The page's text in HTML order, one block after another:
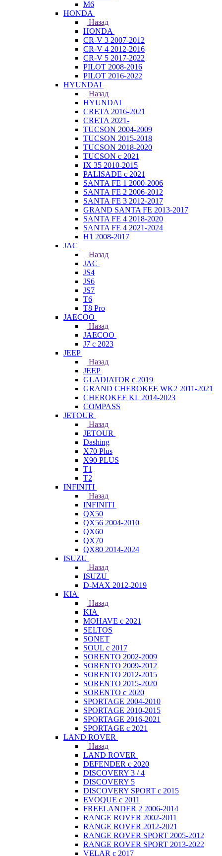
M6
HONDA
Назад
HONDA
CR-V 3 2007-2012
CR-V 4 2012-2016
CR-V 5 2017-2022
PILOT 2008-2016
PILOT 2016-2022
HYUNDAI
Назад
HYUNDAI
CRETA 2016-2021
CRETA 2021-
TUCSON 2004-2009
TUCSON 2015-2018
TUCSON 2018-2020
TUCSON с 2021
IX 35 2010-2015
PALISADE с 2021
SANTA FE 1 2000-2006
SANTA FE 2 2006-2012
SANTA FE 3 2012-2017
GRAND SANTA FE 2013-2017
SANTA FE 4 2018-2020
SANTA FE 4 2021-2024
H1 2008-2017
JAC
Назад
JAC
JS4
JS6
JS7
T6
T8 Pro
JAECOO
Назад
JAECOO
J7 с 2023
JEEP
Назад
JEEP
GLADIATOR с 2019
GRAND CHEROKEE WK2 2011-2021
CHEROKEE KL 2014-2023
COMPASS
JETOUR
Назад
JETOUR
Dashing
X70 Plus
X90 PLUS
T1
T2
INFINITI
Назад
INFINITI
QX50
QX56 2004-2010
QX60
QX70
QX80 2014-2024
ISUZU
Назад
ISUZU
D-MAX 2012-2019
KIA
Назад
KIA
MOHAVE с 2021
SELTOS
SONET
SOUL с 2017
SORENTO 2002-2009
SORENTO 2009-2012
SORENTO 2012-2015
SORENTO 2015-2020
SORENTO с 2020
SPORTAGE 2004-2010
SPORTAGE 2010-2015
SPORTAGE 2016-2021
SPORTAGE с 2021
LAND ROVER
Назад
LAND ROVER
DEFENDER с 2020
DISCOVERY 3 / 4
DISCOVERY 5
DISCOVERY SPORT с 2015
EVOQUE с 2011
FREELANDER 2 2006-2014
RANGE ROVER 2002-2011
RANGE ROVER 2012-2021
RANGE ROVER SPORT 2005-2012
RANGE ROVER SPORT 2013-2022
VELAR с 2017